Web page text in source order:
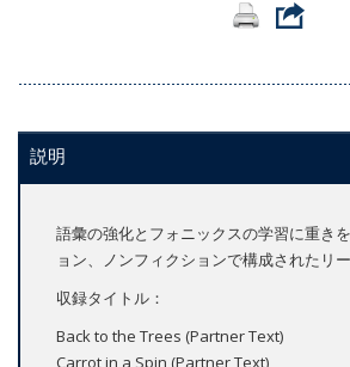
説明
語彙の強化とフォニックスの学習に重き
ョン、ノンフィクションで構成されたリ
収録タイトル：
Back to the Trees (Partner Text)
Carrot in a Spin (Partner Text)